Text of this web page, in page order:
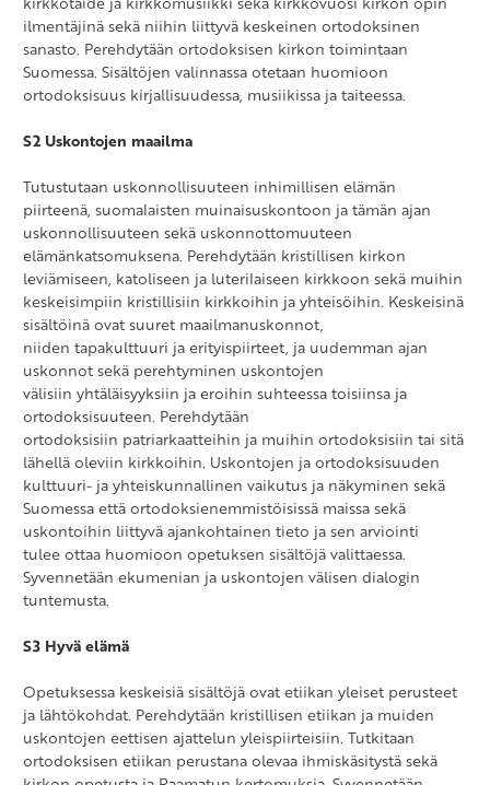
ilmentäjinä sekä niihin liittyvä keskeinen ortodoksinen
sanasto. Perehdytään ortodoksisen kirkon toimintaan
Suomessa. Sisältöjen valinnassa otetaan huomioon
ortodoksisuus kirjallisuudessa, musiikissa ja taiteessa.
S2 Uskontojen maailma
Tutustutaan uskonnollisuuteen inhimillisen elämän
piirteenä, suomalaisten muinaisuskontoon ja tämän ajan
uskonnollisuuteen sekä uskonnottomuuteen
elämänkatsomuksena. Perehdytään kristillisen kirkon
leviämiseen, katoliseen ja luterilaiseen kirkkoon sekä muihin
keskeisimpiin kristillisiin kirkkoihin ja yhteisöihin. Keskeisinä
sisältöinä ovat suuret maailmanuskonnot,
niiden tapakulttuuri ja erityispiirteet, ja uudemman ajan
uskonnot sekä perehtyminen uskontojen
välisiin yhtäläisyyksiin ja eroihin suhteessa toisiinsa ja
ortodoksisuuteen. Perehdytään
ortodoksisiin patriarkaatteihin ja muihin ortodoksisiin tai sitä
lähellä oleviin kirkkoihin. Uskontojen ja ortodoksisuuden
kulttuuri- ja yhteiskunnallinen vaikutus ja näkyminen sekä
Suomessa että ortodoksienemmistöisissä maissa sekä
uskontoihin liittyvä ajankohtainen tieto ja sen arviointi
tulee ottaa huomioon opetuksen sisältöjä valittaessa.
Syvennetään ekumenian ja uskontojen välisen dialogin
tuntemusta.
S3 Hyvä elämä
Opetuksessa keskeisiä sisältöjä ovat etiikan yleiset perusteet
ja lähtökohdat. Perehdytään kristillisen etiikan ja muiden
uskontojen eettisen ajattelun yleispiirteisiin. Tutkitaan
ortodoksisen etiikan perustana olevaa ihmiskäsitystä sekä